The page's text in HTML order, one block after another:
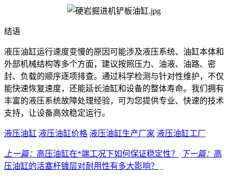
结语
液压油缸运行速度变慢的原因可能涉及液压系统、油缸本体和
外部机械结构等多个方面，建议按照压力、油液、油路、密
封、负载的顺序逐项排查。通过科学检测与针对性维护，不仅
能快速恢复速度，还能延长油缸和设备的整体寿命。我们拥有
丰富的液压系统故障处理经验，可为您提供专业、快速的技术
支持，让设备高效稳定运行。
液压油缸 液压油缸价格 液压油缸生产厂家 液压油缸工厂
上一篇： 高压油缸在*端工况下如何保证稳定性？ 下一篇： 高
压油缸的活塞杆镀层对耐用性有多大影响？